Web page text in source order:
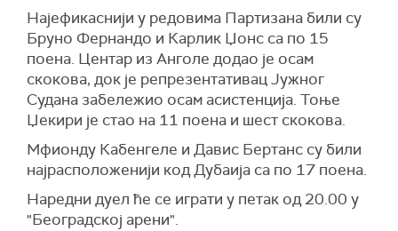
Најефикаснији у редовима Партизана били су
Бруно Фернандо и Карлик Џонс са по 15
поена. Центар из Анголе додао је осам
скокова, док је репрезентативац Јужног
Судана забележио осам асистенција. Тоње
Џекири је стао на 11 поена и шест скокова.
Мфионду Кабенгеле и Давис Бертанс су били
најрасположенији код Дубаија са по 17 поена.
Наредни дуел ће се играти у петак од 20.00 у
"Београдској арени".